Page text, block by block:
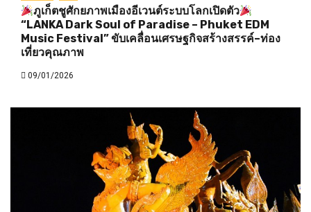
ภูเก็ตชูศักยภาพเมืองอีเวนต์ระบบโลกเปิดตัว
“LANKA Dark Soul of Paradise – Phuket EDM
Music Festival” ขับเคลื่อนเศรษฐกิจสร้างสรรค์–ท่อง
เที่ยวคุณภาพ
09/01/2026